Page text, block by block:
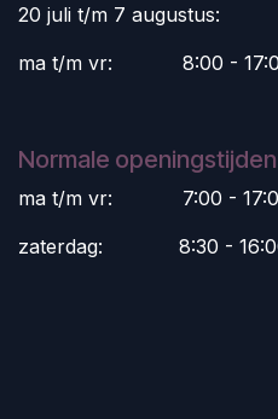
20 juli t/m 7 augustus:
ma t/m vr:
​8:00 -
Normale openingstijden
ma t/m vr:
​7:00 -
zaterdag:
​8:30 -